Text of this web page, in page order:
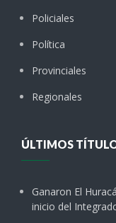
Policiales
Política
Provinciales
Regionales
ÚLTIMOS
Ganaron El
inicio del